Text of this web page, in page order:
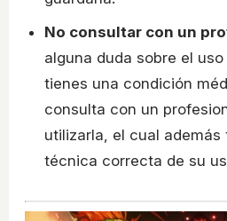
No consultar con un
alguna duda sobre el
tienes una condición
consulta con un
utilizarla, el cual además
técnica correcta de su